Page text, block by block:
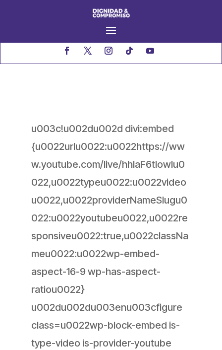
u003c!u002du002d divi:embed
{u0022urlu0022:u0022https://ww
w.youtube.com/live/hhlaF6tIowIu0
022,u0022typeu0022:u0022video
u0022,u0022providerNameSlugu0
022:u0022youtubeu0022,u0022re
sponsiveu0022:true,u0022classNa
meu0022:u0022wp-embed-
aspect-16-9 wp-has-aspect-
ratiou0022}
u002du002du003enu003cfigure
class=u0022wp-block-embed is-
type-video is-provider-youtube